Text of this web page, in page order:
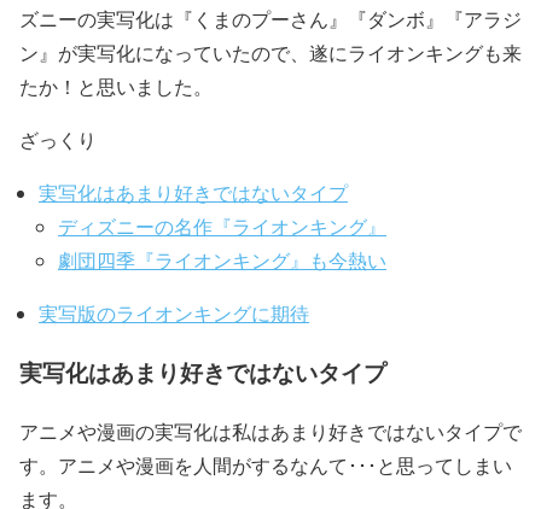
ズニーの実写化は『くまのプーさん』『ダンボ』『アラジ
ン』が実写化になっていたので、遂にライオンキングも来
たか！と思いました。
ざっくり
実写化はあまり好きではないタイプ
ディズニーの名作『ライオンキング』
劇団四季『ライオンキング』も今熱い
実写版のライオンキングに期待
実写化はあまり好きではないタイプ
アニメや漫画の実写化は私はあまり好きではないタイプで
す。アニメや漫画を人間がするなんて･･･と思ってしまい
ます。